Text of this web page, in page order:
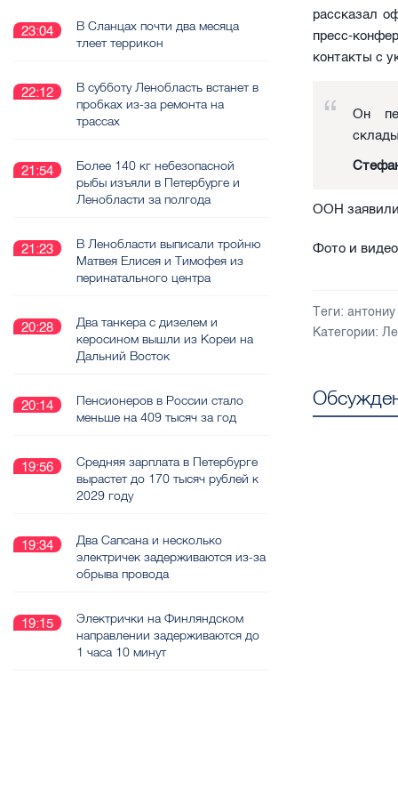
рассказал
пресс-
контакты с
Он
ООН
Фото и
Теги:
Категории:
23:04
В Сланцах почти два месяца
тлеет террикон
22:12
В субботу Ленобласть встанет в
пробках из-за ремонта на
трассах
21:54
Более 140 кг небезопасной
рыбы изъяли в Петербурге и
Ленобласти за полгода
21:23
В Ленобласти выписали тройню
Матвея Елисея и Тимофея из
перинатального центра
20:28
Два танкера с дизелем и
керосином вышли из Кореи на
Дальний Восток
20:14
Пенсионеров в России стало
меньше на 409 тысяч за год
19:56
Средняя зарплата в Петербурге
вырастет до 170 тысяч рублей к
2029 году
19:34
Два Сапсана и несколько
электричек задерживаются из-за
обрыва провода
19:15
Электрички на Финляндском
направлении задерживаются до
1 часа 10 минут